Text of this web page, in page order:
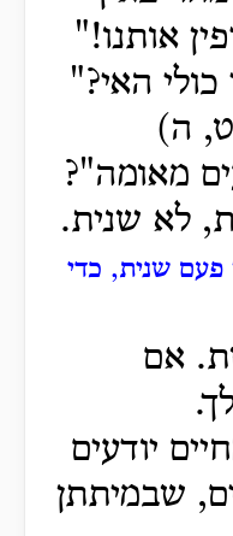
אותנו!"
האי?"
ה)
מאומה"?
לא שנית.
פעם שנית, כדי
אם
יודעים
שבמיתתן